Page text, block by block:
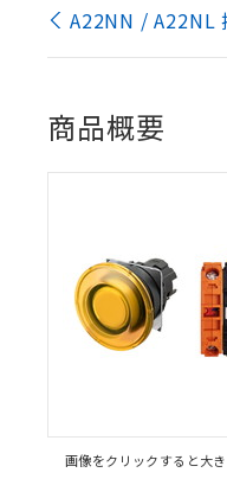
A22NN / A22NL
商品概要
画像をクリックすると大